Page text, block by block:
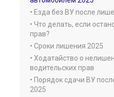
• Езда без ВУ после
• Что делать, если
прав?
• Сроки лишения 2025
• Ходатайство о
водительских прав
• Порядок сдачи ВУ
2025